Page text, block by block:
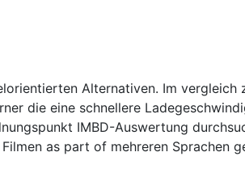
Alternativen. Im vergleich
die eine schnellere
IMBD-Auswertung
as part of mehreren Sprachen